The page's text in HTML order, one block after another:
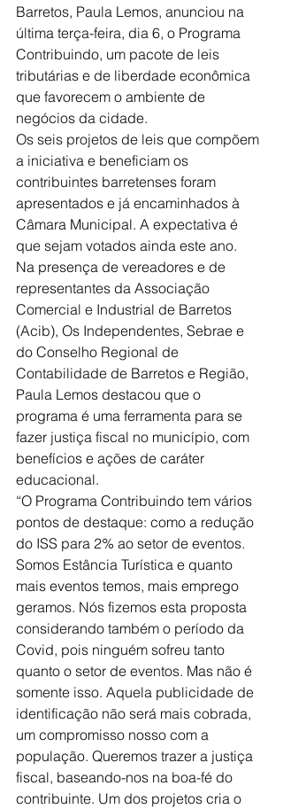
Barretos, Paula Lemos, anunciou na
última terça-feira, dia 6, o Programa
Contribuindo, um pacote de leis
tributárias e de liberdade econômica
que favorecem o ambiente de
negócios da cidade.
Os seis projetos de leis que compõem
a iniciativa e beneficiam os
contribuintes barretenses foram
apresentados e já encaminhados à
Câmara Municipal. A expectativa é
que sejam votados ainda este ano.
Na presença de vereadores e de
representantes da Associação
Comercial e Industrial de Barretos
(Acib), Os Independentes, Sebrae e
do Conselho Regional de
Contabilidade de Barretos e Região,
Paula Lemos destacou que o
programa é uma ferramenta para se
fazer justiça fiscal no município, com
benefícios e ações de caráter
educacional.
“O Programa Contribuindo tem vários
pontos de destaque: como a redução
do ISS para 2% ao setor de eventos.
Somos Estância Turística e quanto
mais eventos temos, mais emprego
geramos. Nós fizemos esta proposta
considerando também o período da
Covid, pois ninguém sofreu tanto
quanto o setor de eventos. Mas não é
somente isso. Aquela publicidade de
identificação não será mais cobrada,
um compromisso nosso com a
população. Queremos trazer a justiça
fiscal, baseando-nos na boa-fé do
contribuinte. Um dos projetos cria o